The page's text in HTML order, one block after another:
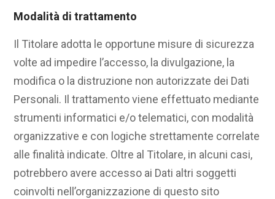
Modalità di trattamento
Il Titolare adotta le opportune misure di sicurezza
volte ad impedire l’accesso, la divulgazione, la
modifica o la distruzione non autorizzate dei Dati
Personali. Il trattamento viene effettuato mediante
strumenti informatici e/o telematici, con modalità
organizzative e con logiche strettamente correlate
alle finalità indicate. Oltre al Titolare, in alcuni casi,
potrebbero avere accesso ai Dati altri soggetti
coinvolti nell’organizzazione di questo sito